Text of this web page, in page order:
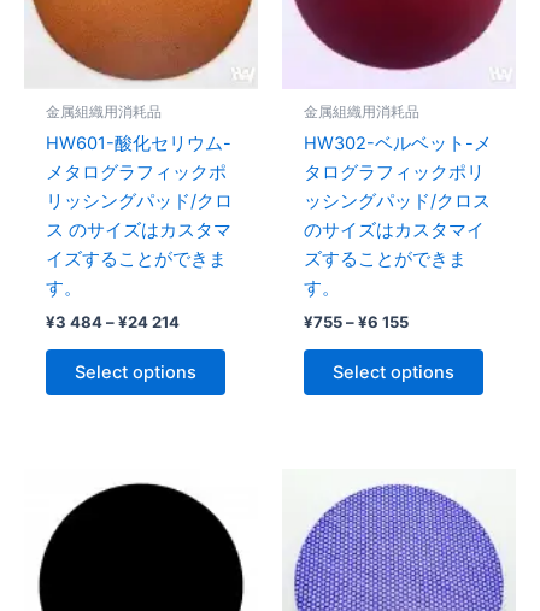
金属組織用消耗品
HW601-酸化セリウム-
メタログラフィックポ
リッシングパッド/クロ
ス のサイズはカスタマ
イズすることができま
す。
¥3 484 – ¥24 214
Select options
The
options
may
金属組織用消耗品
HW302-ベルベット-メ
タログラフィックポリ
ッシングパッド/クロス
のサイズはカスタマイ
ズすることができま
す。
¥755 – ¥6 155
Select options
The
may
range:
through
has
multiple
variants.
range:
¥16
666
through
¥25
811
has